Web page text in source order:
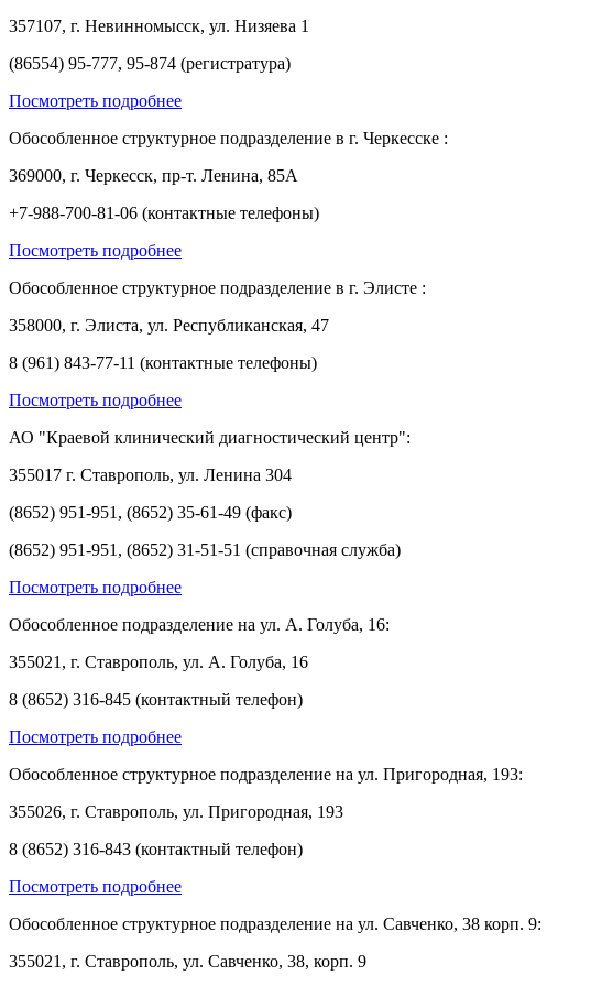
357107, г. Невинномысск, ул. Низяева 1
(86554) 95-777, 95-874 (регистратура)
Посмотреть подробнее
Обособленное структурное подразделение в г. Черкесске :
369000, г. Черкесск, пр-т. Ленина, 85А
+7-988-700-81-06 (контактные телефоны)
Посмотреть подробнее
Обособленное структурное подразделение в г. Элисте :
358000, г. Элиста, ул. Республиканская, 47
8 (961) 843-77-11 (контактные телефоны)
Посмотреть подробнее
АО "Краевой клинический диагностический центр":
355017 г. Ставрополь, ул. Ленина 304
(8652) 951-951, (8652) 35-61-49 (факс)
(8652) 951-951, (8652) 31-51-51 (справочная служба)
Посмотреть подробнее
Обособленное подразделение на ул. А. Голуба, 16:
355021, г. Ставрополь, ул. А. Голуба, 16
8 (8652) 316-845 (контактный телефон)
Посмотреть подробнее
Обособленное структурное подразделение на ул. Пригородная, 193:
355026, г. Ставрополь, ул. Пригородная, 193
8 (8652) 316-843 (контактный телефон)
Посмотреть подробнее
Обособленное структурное подразделение на ул. Савченко, 38 корп. 9:
355021, г. Ставрополь, ул. Савченко, 38, корп. 9